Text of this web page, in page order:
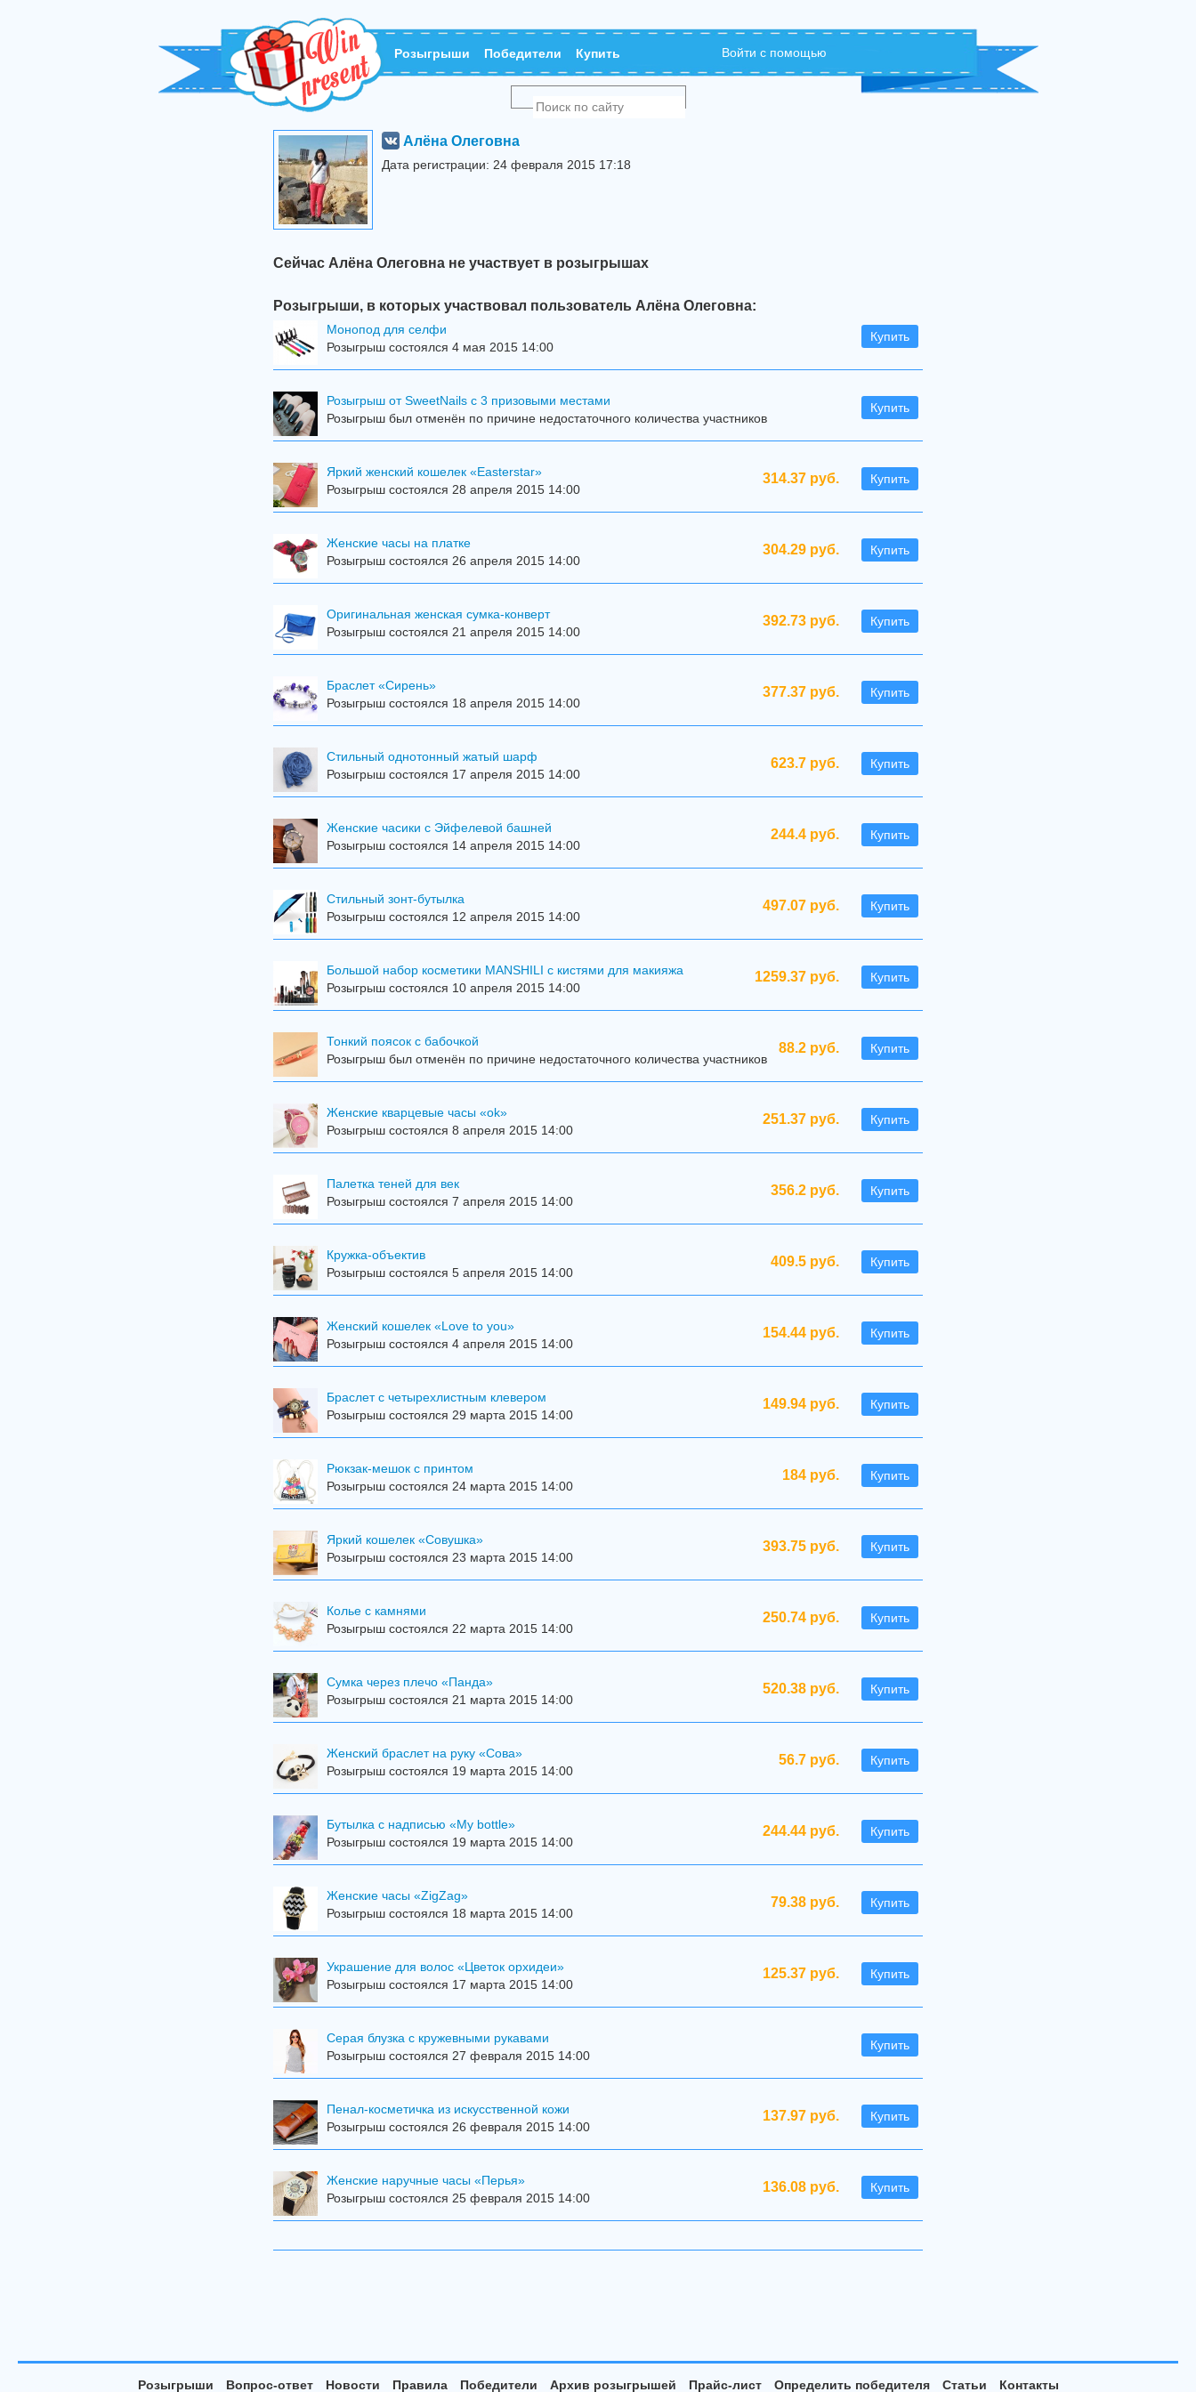
Розыгрыши Победители Купить Войти с помощью
Алёна Олеговна
Дата регистрации: 24 февраля 2015 17:18
Сейчас Алёна Олеговна не участвует в розыгрышах
Розыгрыши, в которых участвовал пользователь Алёна Олеговна:
Купить
Mонопод для селфи
Розыгрыш состоялся 4 мая 2015 14:00
Купить
Розыгрыш от SweetNails с 3 призовыми местами
Розыгрыш был отменён по причине недостаточного количества участников
314.37 руб. Купить
Яркий женский кошелек «Easterstar»
Розыгрыш состоялся 28 апреля 2015 14:00
304.29 руб. Купить
Женские часы на платке
Розыгрыш состоялся 26 апреля 2015 14:00
392.73 руб. Купить
Оригинальная женская сумка-конверт
Розыгрыш состоялся 21 апреля 2015 14:00
377.37 руб. Купить
Браслет «Сирень»
Розыгрыш состоялся 18 апреля 2015 14:00
623.7 руб. Купить
Стильный однотонный жатый шарф
Розыгрыш состоялся 17 апреля 2015 14:00
244.4 руб. Купить
Женские часики с Эйфелевой башней
Розыгрыш состоялся 14 апреля 2015 14:00
497.07 руб. Купить
Стильный зонт-бутылка
Розыгрыш состоялся 12 апреля 2015 14:00
1259.37 руб. Купить
Большой набор косметики MANSHILI с кистями для макияжа
Розыгрыш состоялся 10 апреля 2015 14:00
88.2 руб. Купить
Тонкий поясок с бабочкой
Розыгрыш был отменён по причине недостаточного количества участников
251.37 руб. Купить
Женские кварцевые часы «ok»
Розыгрыш состоялся 8 апреля 2015 14:00
356.2 руб. Купить
Палетка теней для век
Розыгрыш состоялся 7 апреля 2015 14:00
409.5 руб. Купить
Кружка-объектив
Розыгрыш состоялся 5 апреля 2015 14:00
154.44 руб. Купить
Женский кошелек «Love to you»
Розыгрыш состоялся 4 апреля 2015 14:00
149.94 руб. Купить
Браслет с четырехлистным клевером
Розыгрыш состоялся 29 марта 2015 14:00
184 руб. Купить
Рюкзак-мешок с принтом
Розыгрыш состоялся 24 марта 2015 14:00
393.75 руб. Купить
Яркий кошелек «Совушка»
Розыгрыш состоялся 23 марта 2015 14:00
250.74 руб. Купить
Колье с камнями
Розыгрыш состоялся 22 марта 2015 14:00
520.38 руб. Купить
Сумка через плечо «Панда»
Розыгрыш состоялся 21 марта 2015 14:00
56.7 руб. Купить
Женский браслет на руку «Сова»
Розыгрыш состоялся 19 марта 2015 14:00
244.44 руб. Купить
Бутылка с надписью «My bottle»
Розыгрыш состоялся 19 марта 2015 14:00
79.38 руб. Купить
Женские часы «ZigZag»
Розыгрыш состоялся 18 марта 2015 14:00
125.37 руб. Купить
Украшение для волос «Цветок орхидеи»
Розыгрыш состоялся 17 марта 2015 14:00
Купить
Серая блузка с кружевными рукавами
Розыгрыш состоялся 27 февраля 2015 14:00
137.97 руб. Купить
Пенал-косметичка из искусственной кожи
Розыгрыш состоялся 26 февраля 2015 14:00
136.08 руб. Купить
Женские наручные часы «Перья»
Розыгрыш состоялся 25 февраля 2015 14:00
Розыгрыши Вопрос-ответ Новости Правила Победители Архив розыгрышей Прайс-лист Определить победителя Статьи Контакты